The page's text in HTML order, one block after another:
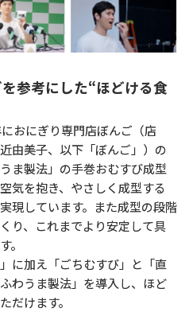
参考にした“ほどける食
おにぎり専門店ぼんご（店
由美子、以下「ぼんご」）の
ま製法」の手巻おむすび成型
気を抱き、やさしく成型する
現しています。また成型の段階
り、これまでより安定して具
。
に加え「ごちむすび」と「直
わうま製法」を導入し、ほど
だけます。